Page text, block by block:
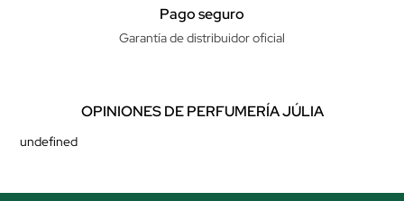
Pago seguro
Garantía de distribuidor oficial
OPINIONES DE PERFUMERÍA JÚLIA
undefined